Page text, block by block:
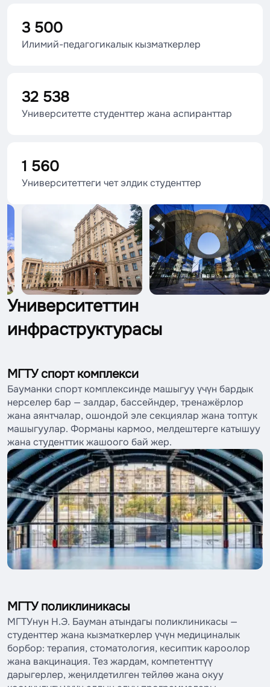
3 500
Илимий-педагогикалык кызматкерлер
32 538
Университетте студенттер жана аспиранттар
1 560
Университеттеги чет элдик студенттер
Университеттин
инфраструктурасы
МГТУ спорт комплекси
Бауманки спорт комплексинде машыгуу үчүн бардык
нерселер бар — залдар, бассейндер, тренажёрлор
жана аянтчалар, ошондой эле секциялар жана топтук
машыгуулар. Форманы кармоо, мелдештерге катышуу
жана студенттик жашоого бай жер.
МГТУ поликлиникасы
МГТУнун Н.Э. Бауман атындагы поликлиникасы —
студенттер жана кызматкерлер үчүн медициналык
борбор: терапия, стоматология, кесиптик кароолор
жана вакцинация. Тез жардам, компетенттүү
дарыгерлер, жеңилдетилген тейлөө жана окуу